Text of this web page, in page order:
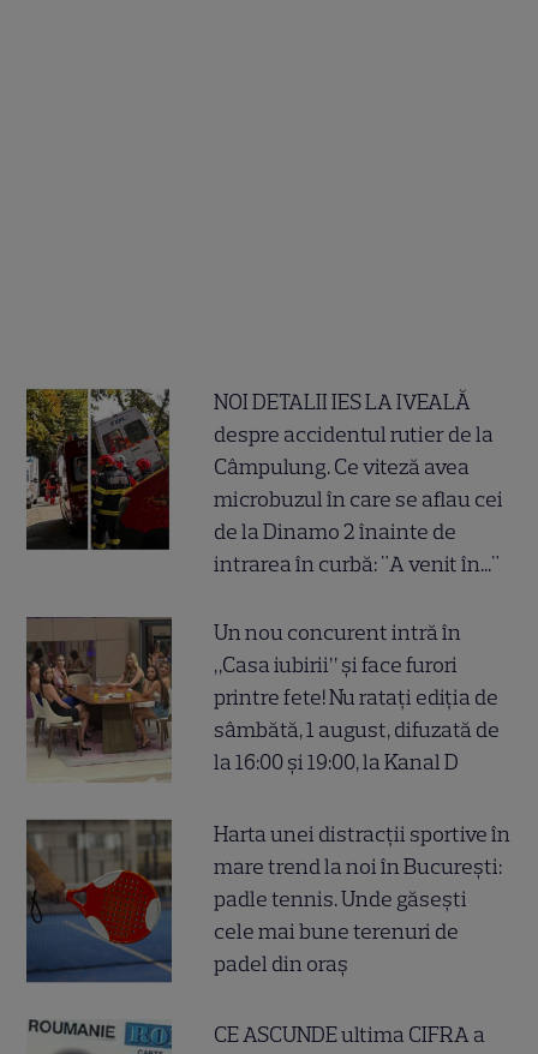
NOI DETALII IES LA IVEALĂ
despre accidentul rutier de la
Câmpulung. Ce viteză avea
microbuzul în care se aflau cei
de la Dinamo 2 înainte de
intrarea în curbă: "A venit în..."
Un nou concurent intră în
„Casa iubirii” și face furori
printre fete! Nu ratați ediția de
sâmbătă, 1 august, difuzată de
la 16:00 și 19:00, la Kanal D
Harta unei distracții sportive în
mare trend la noi în București:
padle tennis. Unde găsești
cele mai bune terenuri de
padel din oraș
CE ASCUNDE ultima CIFRA a